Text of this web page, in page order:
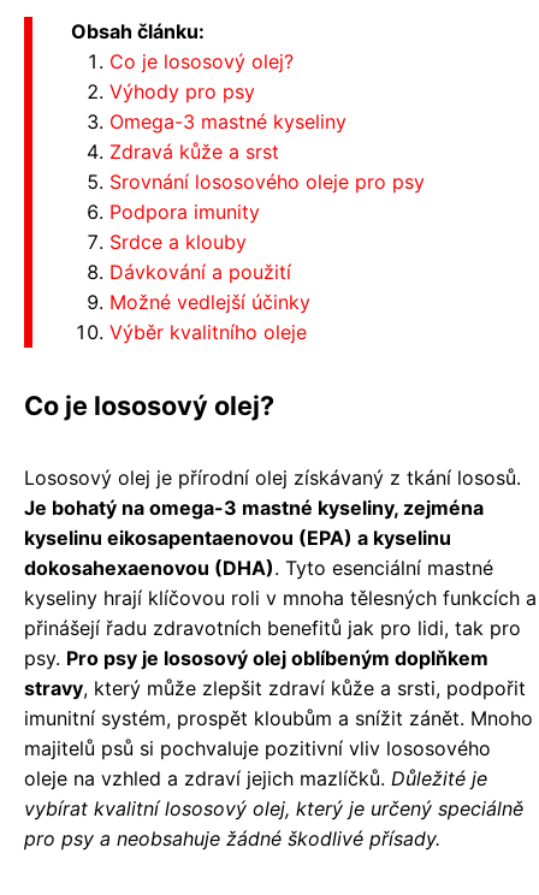
Obsah článku:
Co je lososový olej?
Výhody pro psy
Omega-3 mastné kyseliny
Zdravá kůže a srst
Srovnání lososového oleje pro psy
Podpora imunity
Srdce a klouby
Dávkování a použití
Možné vedlejší účinky
Výběr kvalitního oleje
Co je lososový olej?
Lososový olej je přírodní olej získávaný z tkání lososů.
Je bohatý na omega-3 mastné kyseliny, zejména
kyselinu eikosapentaenovou (EPA) a kyselinu
dokosahexaenovou (DHA). Tyto esenciální mastné
kyseliny hrají klíčovou roli v mnoha tělesných funkcích a
přinášejí řadu zdravotních benefitů jak pro lidi, tak pro
psy. Pro psy je lososový olej oblíbeným doplňkem
stravy, který může zlepšit zdraví kůže a srsti, podpořit
imunitní systém, prospět kloubům a snížit zánět. Mnoho
majitelů psů si pochvaluje pozitivní vliv lososového
oleje na vzhled a zdraví jejich mazlíčků. Důležité je
vybírat kvalitní lososový olej, který je určený speciálně
pro psy a neobsahuje žádné škodlivé přísady.